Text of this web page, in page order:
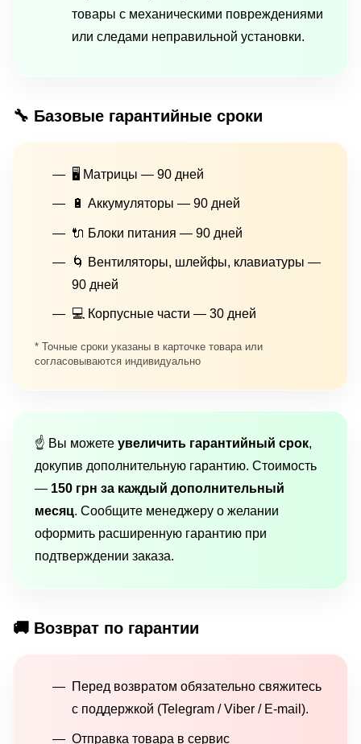
товары с механическими повреждениями
или следами неправильной установки.
🔧 Базовые гарантийные сроки
🖥 Матрицы — 90 дней
🔋 Аккумуляторы — 90 дней
🔌 Блоки питания — 90 дней
🌀 Вентиляторы, шлейфы, клавиатуры —
90 дней
💻 Корпусные части — 30 дней
* Точные сроки указаны в карточке товара или
согласовываются индивидуально
☝️ Вы можете увеличить гарантийный срок,
докупив дополнительную гарантию. Стоимость
— 150 грн за каждый дополнительный
месяц. Сообщите менеджеру о желании
оформить расширенную гарантию при
подтверждении заказа.
🚚 Возврат по гарантии
Перед возвратом обязательно свяжитесь
с поддержкой (Telegram / Viber / E-mail).
Отправка товара в сервис